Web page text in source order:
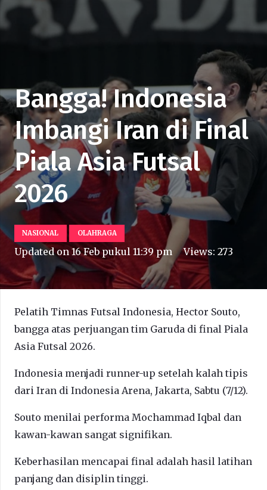
Bangga! Indonesia
Imbangi Iran di Final
Piala Asia Futsal
2026
NASIONAL OLAHRAGA
Updated on 16 Feb pukul 11:39 pm Views:273
Pelatih Timnas Futsal Indonesia, Hector Souto,
bangga atas perjuangan tim Garuda di final Piala
Asia Futsal 2026.
Indonesia menjadi runner-up setelah kalah tipis
dari Iran di Indonesia Arena, Jakarta, Sabtu (7/12).
Souto menilai performa Mochammad Iqbal dan
kawan-kawan sangat signifikan.
Keberhasilan mencapai final adalah hasil latihan
panjang dan disiplin tinggi.